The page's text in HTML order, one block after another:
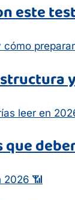
este